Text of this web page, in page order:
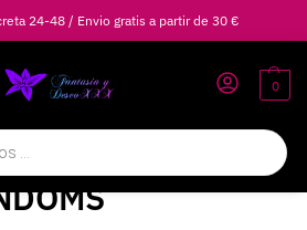
24-48 / Envio gratis a partir de 30 €
0
/ DUREX CONDOMS